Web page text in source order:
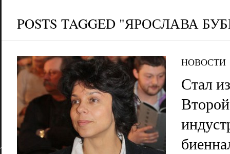
POSTS TAGGED "ЯРОСЛАВА
НОВОСТИ
Стал